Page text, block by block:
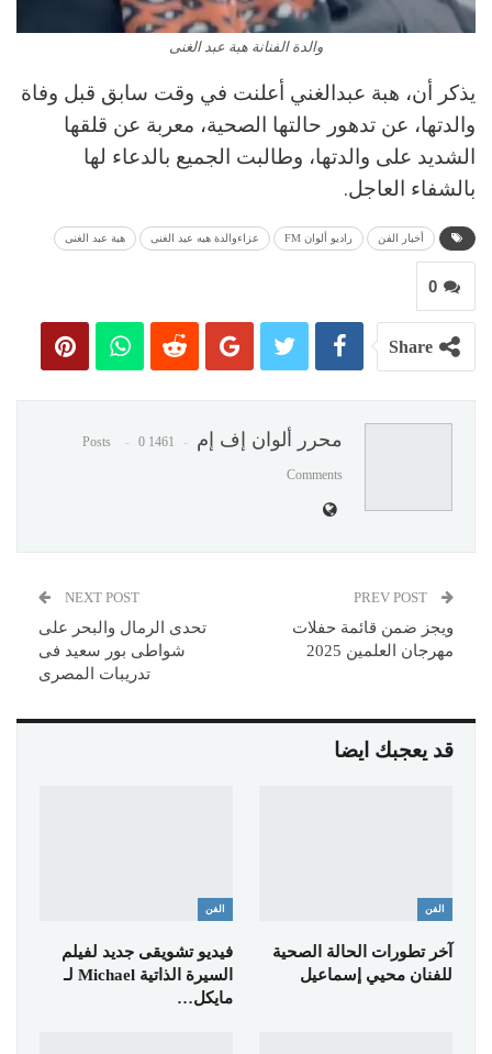
والدة الفنانة هبة عبد الغنى
يذكر أن، هبة عبدالغني أعلنت في وقت سابق قبل وفاة
والدتها، عن تدهور حالتها الصحية، معربة عن قلقها
الشديد على والدتها، وطالبت الجميع بالدعاء لها
بالشفاء العاجل.
أخبار الفن راديو ألوان FM عزاءوالدة هبه عبد الغنى هبة عبد الغنى
0
Share
محرر ألوان إف إم 1461 Posts
0
Comments
ويجز ضمن قائمة حفلات
مهرجان العلمين 2025
NEXT POST
تحدى الرمال والبحر على
شواطى بور سعيد فى
تدريبات المصرى
قد يعجبك ايضا
الفن
آخر تطورات الحالة الصحية
للفنان محيي إسماعيل
الفن
فيديو تشويقى جديد لفيلم
السيرة الذاتية Michael لـ
مايكل…